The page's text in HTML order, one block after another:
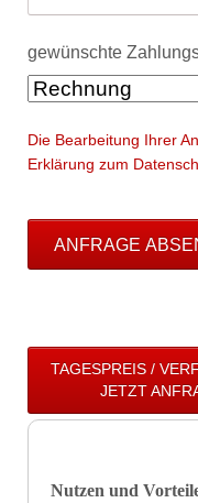
Pflichtfeld
gewünschte
Die Bearbeitung Ihrer
Erklärung zum
ANFRAGE
TAGESPREIS /
JETZT
Nutzen und